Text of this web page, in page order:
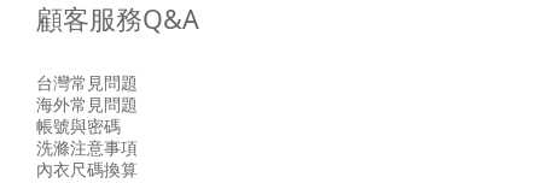
顧客服務Q&A
台灣常見問題
海外常見問題
帳號與密碼
洗滌注意事項
內衣尺碼換算